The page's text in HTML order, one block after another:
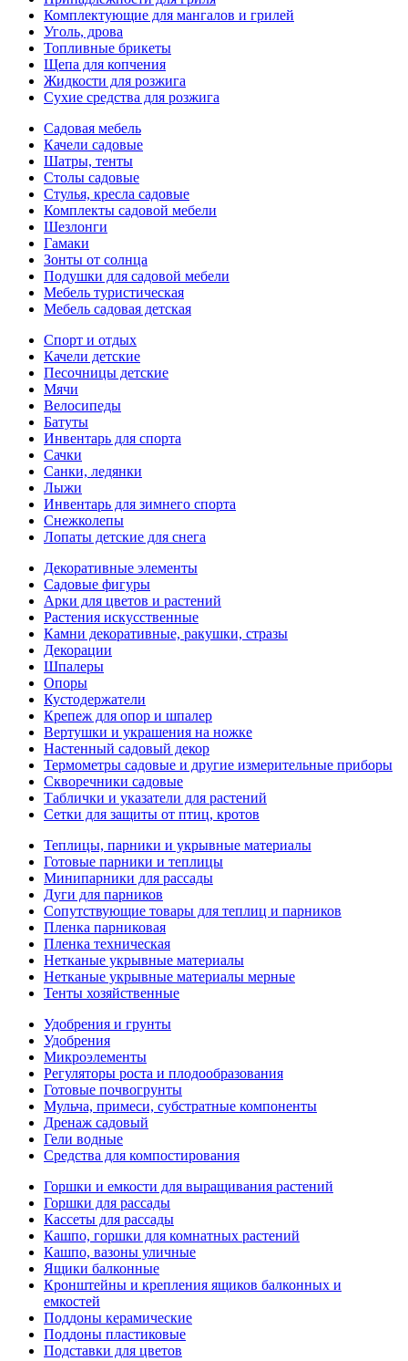
Комплектующие для мангалов и грилей
Уголь, дрова
Топливные брикеты
Щепа для копчения
Жидкости для розжига
Сухие средства для розжига
Садовая мебель
Качели садовые
Шатры, тенты
Столы садовые
Стулья, кресла садовые
Комплекты садовой мебели
Шезлонги
Гамаки
Зонты от солнца
Подушки для садовой мебели
Мебель туристическая
Мебель садовая детская
Спорт и отдых
Качели детские
Песочницы детские
Мячи
Велосипеды
Батуты
Инвентарь для спорта
Сачки
Санки, ледянки
Лыжи
Инвентарь для зимнего спорта
Снежколепы
Лопаты детские для снега
Декоративные элементы
Садовые фигуры
Арки для цветов и растений
Растения искусственные
Камни декоративные, ракушки, стразы
Декорации
Шпалеры
Опоры
Кустодержатели
Крепеж для опор и шпалер
Вертушки и украшения на ножке
Настенный садовый декор
Термометры садовые и другие измерительные приборы
Скворечники садовые
Таблички и указатели для растений
Сетки для защиты от птиц, кротов
Теплицы, парники и укрывные материалы
Готовые парники и теплицы
Минипарники для рассады
Дуги для парников
Сопутствующие товары для теплиц и парников
Пленка парниковая
Пленка техническая
Нетканые укрывные материалы
Нетканые укрывные материалы мерные
Тенты хозяйственные
Удобрения и грунты
Удобрения
Микроэлементы
Регуляторы роста и плодообразования
Готовые почвогрунты
Мульча, примеси, субстратные компоненты
Дренаж садовый
Гели водные
Средства для компостирования
Горшки и емкости для выращивания растений
Горшки для рассады
Кассеты для рассады
Кашпо, горшки для комнатных растений
Кашпо, вазоны уличные
Ящики балконные
Кронштейны и крепления ящиков балконных и
емкостей
Поддоны керамические
Поддоны пластиковые
Подставки для цветов